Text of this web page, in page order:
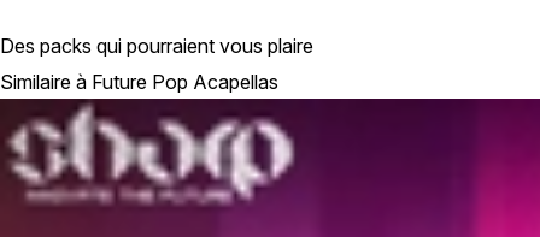
Des packs qui pourraient vous plaire
Similaire à Future Pop Acapellas